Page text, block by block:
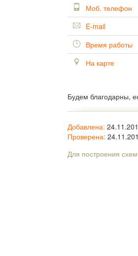
Моб. телефон
E-mail
Время работы
На карте
Будем благодарны,
Добавлена:
Проверена:
Для построения